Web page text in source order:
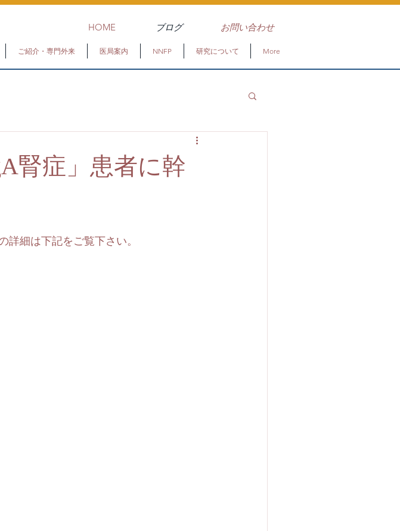
HOME ブログ お問い合わせ
ご紹介・専門外来 医局案内 NNFP 研究について More
腎症」患者に幹
詳細は下記をご覧下さい。